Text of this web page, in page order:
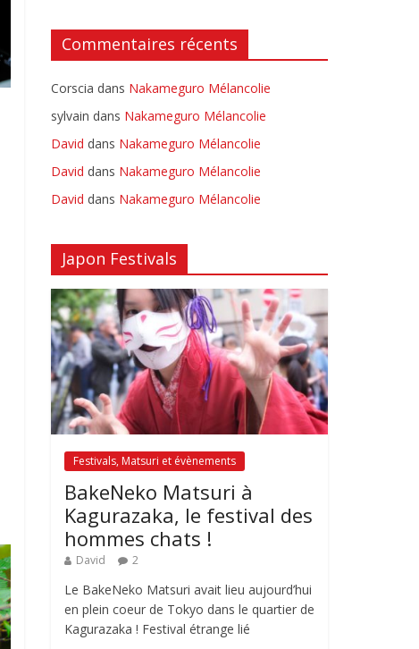
Commentaires récents
Corscia dans Nakameguro Mélancolie
sylvain dans Nakameguro Mélancolie
David dans Nakameguro Mélancolie
David dans Nakameguro Mélancolie
David dans Nakameguro Mélancolie
Japon Festivals
Festivals, Matsuri et évènements
BakeNeko Matsuri à
Kagurazaka, le festival des
hommes chats !
David 2
Le BakeNeko Matsuri avait lieu aujourd’hui
en plein coeur de Tokyo dans le quartier de
Kagurazaka ! Festival étrange lié